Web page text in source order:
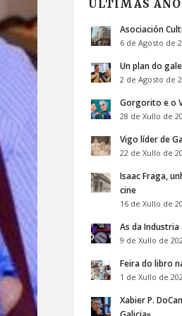
ÚLTIMAS
Asociación
6 de Agosto de
Un plan do
2 de Agosto de
Gorgorito e o
28 de Xullo de
Vigo líder de
22 de Xullo de
Isaac Fraga,
cine
16 de Xullo de
As da Industria
9 de Xullo de
Feira do libro
1 de Xullo de
Xabier P.